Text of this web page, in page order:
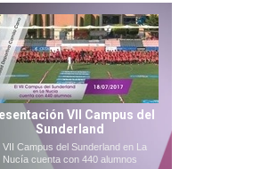
VII Campus del
Sunderland
VII Campus del Sunderland en La
Nucía cuenta con 440 alumnos